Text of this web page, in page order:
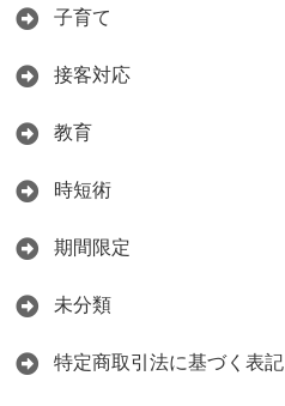
子育て
接客対応
教育
時短術
期間限定
未分類
特定商取引法に基づく表記